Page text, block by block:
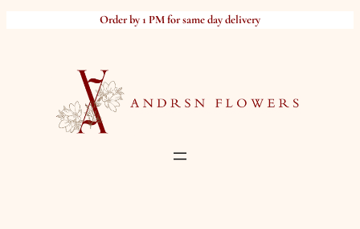
Order by 1 PM for same day delivery